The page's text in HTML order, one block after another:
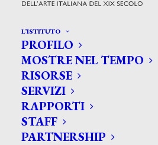
L’ISTITUTO
PROFILO
MOSTRE NEL TEMPO
RISORSE
SERVIZI
RAPPORTI
STAFF
PARTNERSHIP
CERCA TRA GLI ARTISTI:
Search
for: